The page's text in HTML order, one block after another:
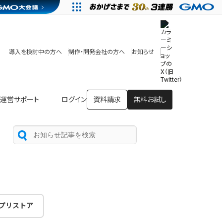
運営サポート ログイン 資料請求 無料お試し
導入を検討中の方へ 制作・開発会社の方へ お知らせ
その他
テンプレート一覧
ヘルプセンター
リストア